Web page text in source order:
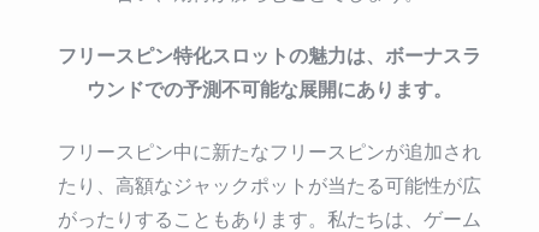
フリースピン特化スロットの魅力は、ボーナスラ
ウンドでの予測不可能な展開にあります。
フリースピン中に新たなフリースピンが追加され
たり、高額なジャックポットが当たる可能性が広
がったりすることもあります。私たちは、ゲーム